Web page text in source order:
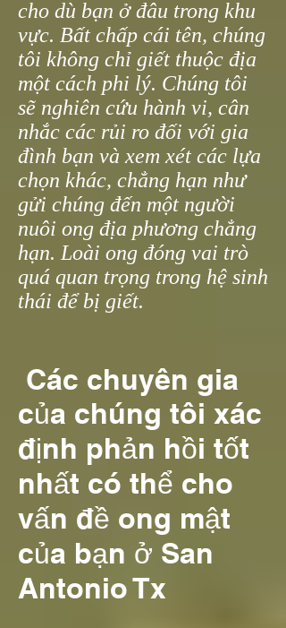
cho dù bạn ở đâu trong khu
vực. Bất chấp cái tên, chúng
tôi không chỉ giết thuộc địa
một cách phi lý. Chúng tôi
sẽ nghiên cứu hành vi, cân
nhắc các rủi ro đối với gia
đình bạn và xem xét các lựa
chọn khác, chẳng hạn như
gửi chúng đến một người
nuôi ong địa phương chẳng
hạn. Loài ong đóng vai trò
quá quan trọng trong hệ sinh
thái để bị giết.
Các chuyên gia
của chúng tôi xác
định phản hồi tốt
nhất có thể cho
vấn đề ong mật
của bạn ở San
Antonio Tx